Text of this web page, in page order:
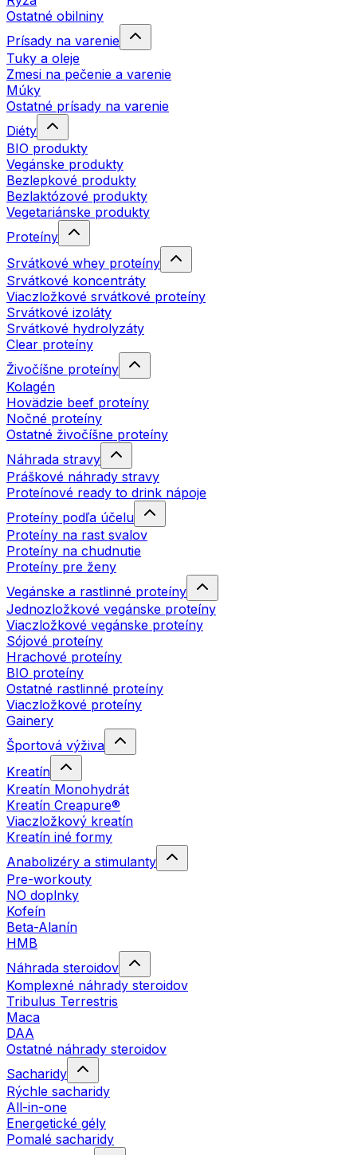
Ostatné obilniny
Prísady na varenie
Tuky a oleje
Zmesi na pečenie a varenie
Múky
Ostatné prísady na varenie
Diéty
BIO produkty
Vegánske produkty
Bezlepkové produkty
Bezlaktózové produkty
Vegetariánske produkty
Proteíny
Srvátkové whey proteíny
Srvátkové koncentráty
Viaczložkové srvátkové proteíny
Srvátkové izoláty
Srvátkové hydrolyzáty
Clear proteíny
Živočíšne proteíny
Kolagén
Hovädzie beef proteíny
Nočné proteíny
Ostatné živočíšne proteíny
Náhrada stravy
Práškové náhrady stravy
Proteínové ready to drink nápoje
Proteíny podľa účelu
Proteíny na rast svalov
Proteíny na chudnutie
Proteíny pre ženy
Vegánske a rastlinné proteíny
Jednozložkové vegánske proteíny
Viaczložkové vegánske proteíny
Sójové proteíny
Hrachové proteíny
BIO proteíny
Ostatné rastlinné proteíny
Viaczložkové proteíny
Gainery
Športová výživa
Kreatín
Kreatín Monohydrát
Kreatín Creapure®
Viaczložkový kreatín
Kreatín iné formy
Anabolizéry a stimulanty
Pre-workouty
NO doplnky
Kofeín
Beta-Alanín
HMB
Náhrada steroidov
Komplexné náhrady steroidov
Tribulus Terrestris
Maca
DAA
Ostatné náhrady steroidov
Sacharidy
Rýchle sacharidy
All-in-one
Energetické gély
Pomalé sacharidy